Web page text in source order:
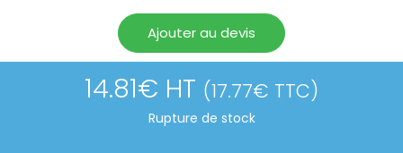
Ajouter au devis
14.81€ HT (17.77€ TTC)
Rupture de stock